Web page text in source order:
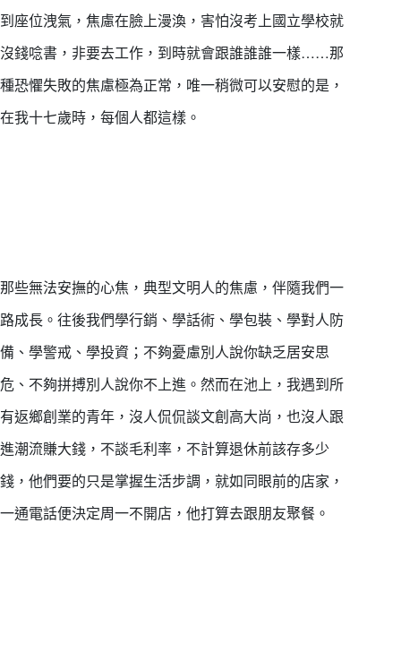
到座位洩氣，焦慮在臉上漫渙，害怕沒考上國立學校就
沒錢唸書，非要去工作，到時就會跟誰誰誰一樣……那
種恐懼失敗的焦慮極為正常，唯一稍微可以安慰的是，
在我十七歲時，每個人都這樣。
那些無法安撫的心焦，典型文明人的焦慮，伴隨我們一
路成長。往後我們學行銷、學話術、學包裝、學對人防
備、學警戒、學投資；不夠憂慮別人說你缺乏居安思
危、不夠拼搏別人說你不上進。然而在池上，我遇到所
有返鄉創業的青年，沒人侃侃談文創高大尚，也沒人跟
進潮流賺大錢，不談毛利率，不計算退休前該存多少
錢，他們要的只是掌握生活步調，就如同眼前的店家，
一通電話便決定周一不開店，他打算去跟朋友聚餐。